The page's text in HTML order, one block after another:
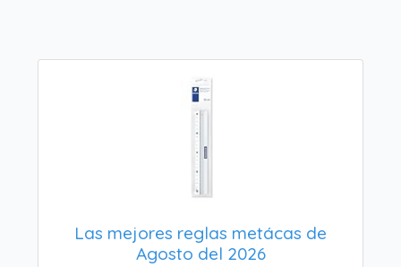
Las mejores reglas metácas de
Agosto del 2026